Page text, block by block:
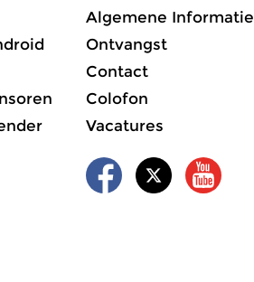
Algemene Informatie
Ontvangst
Contact
Colofon
Vacatures